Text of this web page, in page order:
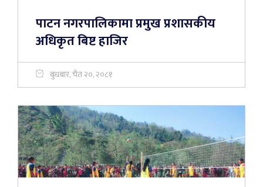
पाटन नगरपालिकामा प्रमुख प्रशासकीय
अधिकृत बिष्ट हाजिर
बुधबार, चैत २०, २०८१